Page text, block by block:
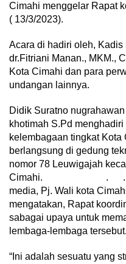
Cimahi menggelar Rapat
( 13/3/2023).
Acara di hadiri oleh,
dr.Fitriani Manan., MKM.,
Kota Cimahi dan para
undangan lainnya.
Didik Suratno
khotimah S.Pd
kelembagaan tingkat
berlangsung di gedung
nomor 78 Leuwigajah
Cimahi. . .
media, Pj. Wali kota
mengatakan, Rapat
sabagai upaya untuk
lembaga-lembaga tersebut.
“Ini adalah sesuatu yang